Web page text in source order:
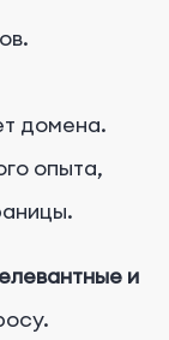
домена.
опыта,
и